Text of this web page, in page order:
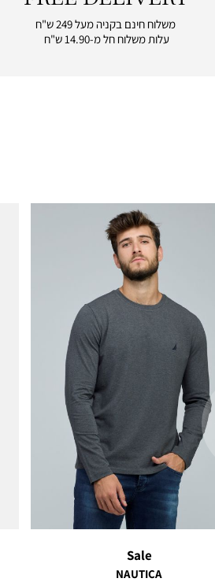
|
free
delivery
משלוח חינם בקניה מעל 249 ש"ח
עלות משלוח חל מ-14.90 ש"ח
Sale
NAUTICA